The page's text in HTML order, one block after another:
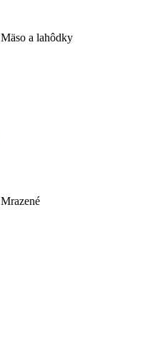
Mäso a lahôdky
Mrazené